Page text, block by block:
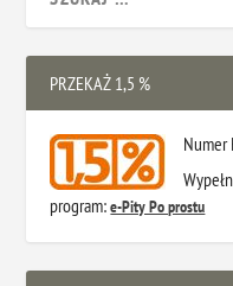
PRZEKAŻ 1,5 %
Numer
program:e-Pity Po prostu